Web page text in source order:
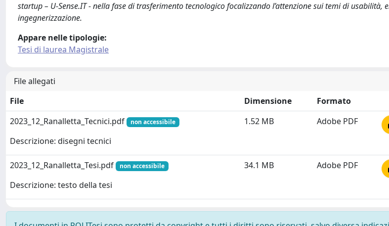
startup – U-Sense.IT - nella fase di trasferimento tecnologico focalizzando l’attenzione sui temi di usabilità,
ingegnerizzazione.
Appare nelle tipologie:
Tesi di laurea Magistrale
File allegati
File
Dimensione
Formato
2023_12_Ranalletta_Tecnici.pdf
non accessibile
Descrizione: disegni tecnici
1.52 MB Adobe PDF
2023_12_Ranalletta_Tesi.pdf non accessibile
Descrizione: testo della tesi
34.1 MB Adobe PDF